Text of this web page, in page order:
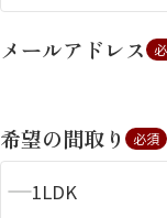
シャーメゾンとは
メールアドレス
希望の間取り 必須
1LDK